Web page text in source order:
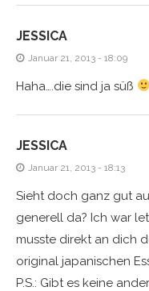
JESSICA
Januar 21, 2013 - 18:09
Haha….die sind ja süß
JESSICA
Januar 21, 2013 - 18:13
Sieht doch ganz gut
generell da? Ich war
musste direkt an dich
original japanischen
P.S.: Gibt es keine